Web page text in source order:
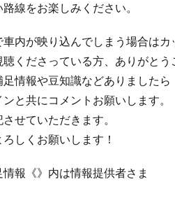
線をお楽しみください。
車内が映り込んでしまう場合はカ
くださっている方、ありがとう
情報や豆知識などありましたら
と共にコメントお願いします。
せていただきます。
しくお願いします！
報《》内は情報提供者さま